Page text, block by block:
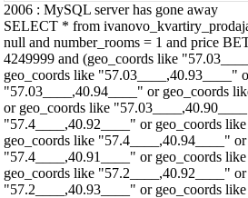
2006 : MySQL server has gone away
SELECT * from
null and number_rooms = 1 and price
4249999 and (geo_coords like
geo_coords like "57.03____,40.93____"
"57.03____,40.94____" or geo_coords
or geo_coords like
"57.4____,40.92____" or geo_coords
geo_coords like "57.4____,40.94____"
"57.4____,40.91____" or geo_coords
geo_coords like "57.2____,40.92____"
"57.2____,40.93____" or geo_coords